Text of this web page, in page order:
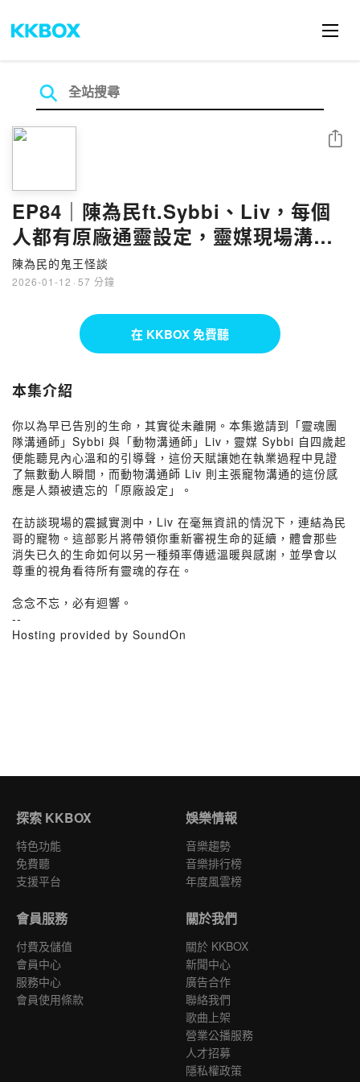
EP84｜陳為民ft.Sybbi、Liv，每個
人都有原廠通靈設定，靈媒現場溝
通？｜為民也有約｜鬼故事｜靈異事
件
陳為民的鬼王怪談
2026-01-12 · 57 分鐘
分享
在 KKBOX 免費聽
本集介紹
你以為早已告別的生命，其實從未離開。本集邀請到「靈魂團
隊溝通師」Sybbi 與「動物溝通師」Liv，靈媒 Sybbi 自四歲起
便能聽見內心溫和的引導聲，這份天賦讓她在執業過程中見證
了無數動人瞬間，而動物溝通師 Liv 則主張寵物溝通的這份感
應是人類被遺忘的「原廠設定」。
在訪談現場的震撼實測中，Liv 在毫無資訊的情況下，連結為民
哥的寵物。這部影片將帶領你重新審視生命的延續，體會那些
消失已久的生命如何以另一種頻率傳遞溫暖與感謝，並學會以
尊重的視角看待所有靈魂的存在。
念念不忘，必有迴響。
--
Hosting provided by SoundOn
探索 KKBOX
特色功能
免費聽
支援平台
娛樂情報
音樂趨勢
音樂排行榜
年度風雲榜
會員服務
付費及儲值
會員中心
服務中心
會員使用條款
關於我們
關於 KKBOX
新聞中心
廣告合作
聯絡我們
歌曲上架
營業公播服務
人才招募
隱私權政策